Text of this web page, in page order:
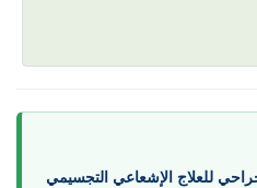
للعلاج الإشعاعي التجسيمي